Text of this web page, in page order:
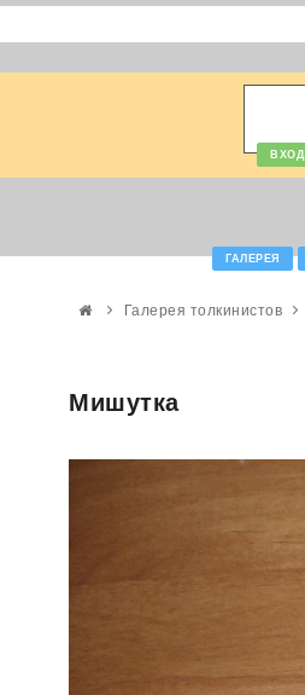
ВХОД
ГАЛЕРЕЯ
Галерея толкинистов
Мишутка